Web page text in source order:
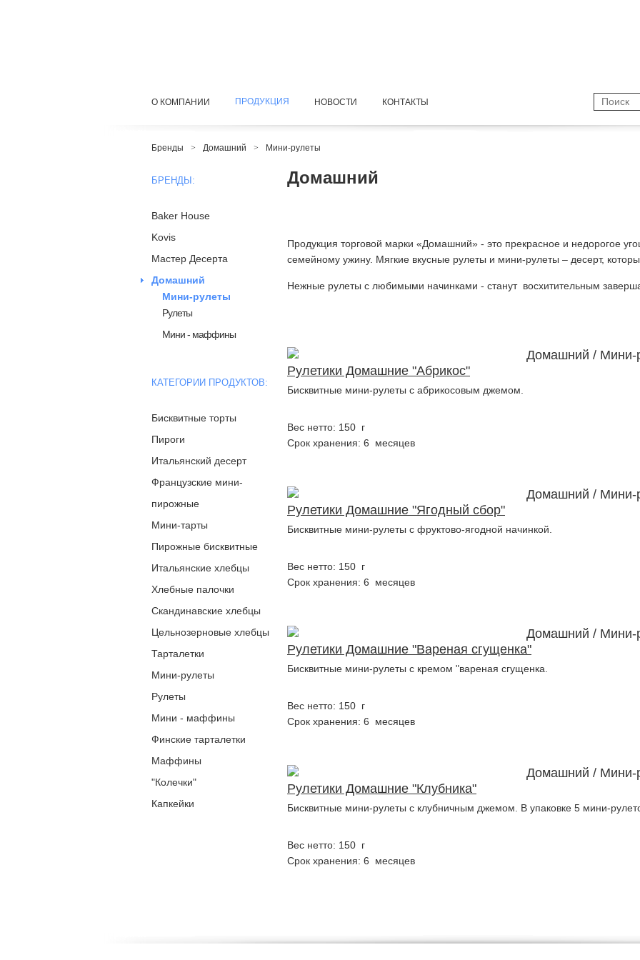
О КОМПАНИИ ПРОДУКЦИЯ НОВОСТИ КОНТАКТЫ
Бренды > Домашний > Мини-рулеты
Домашний
Продукция торговой марки «Домашний» - это прекрасное и недорогое
семейному ужину. Мягкие вкусные рулеты и мини-рулеты – десерт,
Нежные рулеты с любимыми начинками - станут восхитительным
Домашний / Мини-
Рулетики Домашние "Абрикос"
Бисквитные мини-рулеты с абрикосовым джемом.
Вес нетто: 150 г
Срок хранения: 6 месяцев
Домашний / Мини-
Рулетики Домашние "Ягодный сбор"
Бисквитные мини-рулеты с фруктово-ягодной начинкой.
Вес нетто: 150 г
Срок хранения: 6 месяцев
Домашний / Мини-
Рулетики Домашние "Вареная сгущенка"
Бисквитные мини-рулеты c кремом "вареная сгущенка.
Вес нетто: 150 г
Срок хранения: 6 месяцев
Домашний / Мини-
Рулетики Домашние "Клубника"
Бисквитные мини-рулеты c клубничным джемом. В упаковке 5 мини-
Вес нетто: 150 г
Срок хранения: 6 месяцев
БРЕНДЫ:
Baker House
Kovis
Мастер Десерта
Домашний
Мини-рулеты
Рулеты
Мини - маффины
КАТЕГОРИИ ПРОДУКТОВ:
Бисквитные торты
Пироги
Итальянский десерт
Французские мини-
пирожные
Мини-тарты
Пирожные бисквитные
Итальянские хлебцы
Хлебные палочки
Скандинавские хлебцы
Цельнозерновые хлебцы
Тарталетки
Мини-рулеты
Рулеты
Мини - маффины
Финские тарталетки
Маффины
"Колечки"
Капкейки